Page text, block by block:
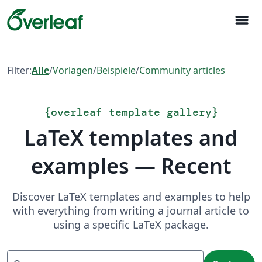
menu
Filter:Alle/Vorlagen/Beispiele/Community articles
{overleaf template gallery}
LaTeX templates and
examples — Recent
Discover LaTeX templates and examples to help
with everything from writing a journal article to
using a specific LaTeX package.